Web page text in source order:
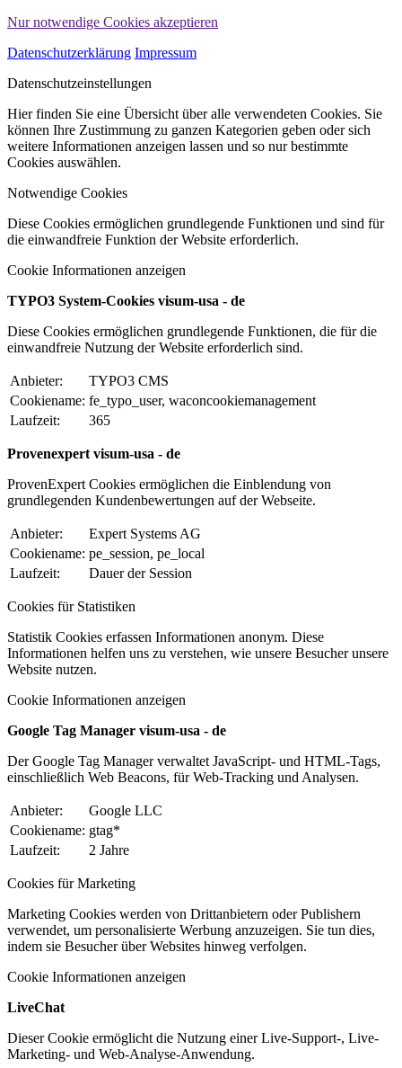
Nur notwendige Cookies akzeptieren
Datenschutzerklärung Impressum
Datenschutzeinstellungen
Hier finden Sie eine Übersicht über alle verwendeten Cookies. Sie
können Ihre Zustimmung zu ganzen Kategorien geben oder sich
weitere Informationen anzeigen lassen und so nur bestimmte
Cookies auswählen.
Notwendige Cookies
Diese Cookies ermöglichen grundlegende Funktionen und sind für
die einwandfreie Funktion der Website erforderlich.
Cookie Informationen anzeigen
TYPO3 System-Cookies visum-usa - de
Diese Cookies ermöglichen grundlegende Funktionen, die für die
einwandfreie Nutzung der Website erforderlich sind.
Anbieter:
TYPO3 CMS
Cookiename: fe_typo_user, waconcookiemanagement
Laufzeit:
365
Provenexpert visum-usa - de
ProvenExpert Cookies ermöglichen die Einblendung von
grundlegenden Kundenbewertungen auf der Webseite.
Anbieter:
Expert Systems AG
Cookiename: pe_session, pe_local
Laufzeit:
Dauer der Session
Cookies für Statistiken
Statistik Cookies erfassen Informationen anonym. Diese
Informationen helfen uns zu verstehen, wie unsere Besucher unsere
Website nutzen.
Cookie Informationen anzeigen
Google Tag Manager visum-usa - de
Der Google Tag Manager verwaltet JavaScript- und HTML-Tags,
einschließlich Web Beacons, für Web-Tracking und Analysen.
Anbieter:
Google LLC
Cookiename: gtag*
Laufzeit:
2 Jahre
Cookies für Marketing
Marketing Cookies werden von Drittanbietern oder Publishern
verwendet, um personalisierte Werbung anzuzeigen. Sie tun dies,
indem sie Besucher über Websites hinweg verfolgen.
Cookie Informationen anzeigen
LiveChat
Dieser Cookie ermöglicht die Nutzung einer Live-Support-, Live-
Marketing- und Web-Analyse-Anwendung.